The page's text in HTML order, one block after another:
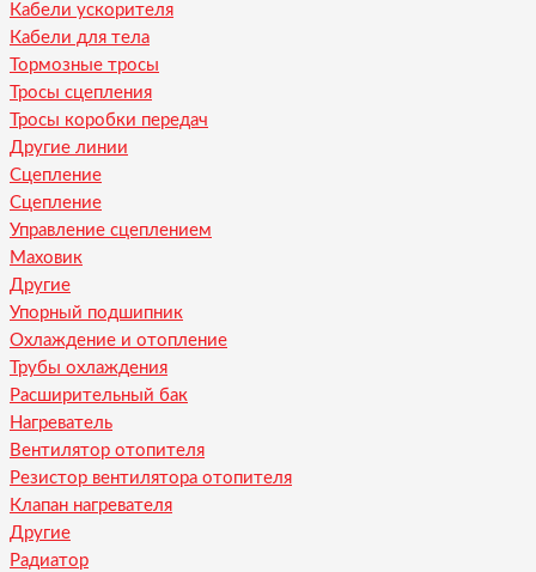
Кабели ускорителя
Кабели для тела
Тормозные тросы
Тросы сцепления
Тросы коробки передач
Другие линии
Сцепление
Сцепление
Управление сцеплением
Маховик
Другие
Упорный подшипник
Охлаждение и отопление
Трубы охлаждения
Расширительный бак
Нагреватель
Вентилятор отопителя
Резистор вентилятора отопителя
Клапан нагревателя
Другие
Радиатор